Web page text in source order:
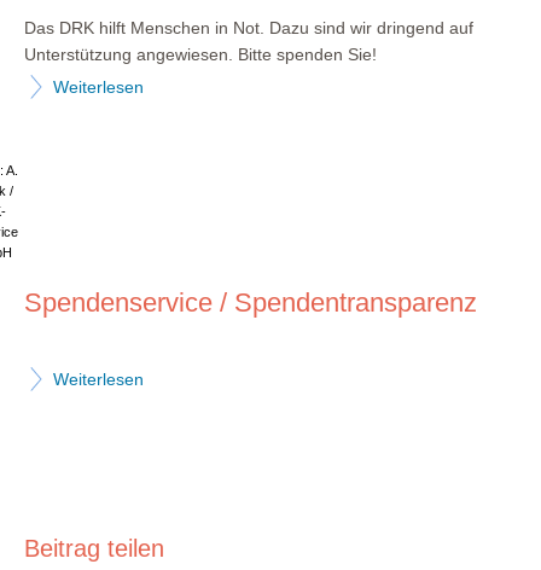
Das DRK hilft Menschen in Not. Dazu sind wir dringend auf
Unterstützung angewiesen. Bitte spenden Sie!
Weiterlesen
A.
/
Spendenservice / Spendentransparenz
Weiterlesen
Beitrag teilen